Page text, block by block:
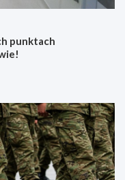
punktach